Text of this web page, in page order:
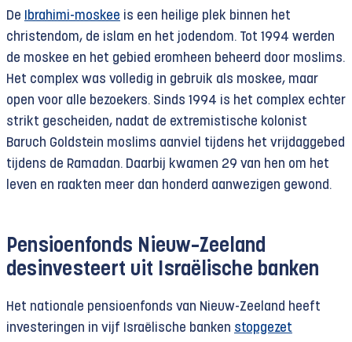
De Ibrahimi-moskee is een heilige plek binnen het
christendom, de islam en het jodendom. Tot 1994 werden
de moskee en het gebied eromheen beheerd door moslims.
Het complex was volledig in gebruik als moskee, maar
open voor alle bezoekers. Sinds 1994 is het complex echter
strikt gescheiden, nadat de extremistische kolonist
Baruch Goldstein moslims aanviel tijdens het vrijdaggebed
tijdens de Ramadan. Daarbij kwamen 29 van hen om het
leven en raakten meer dan honderd aanwezigen gewond.
Pensioenfonds Nieuw–Zeeland
desinvesteert uit Israëlische banken
Het nationale pensioenfonds van Nieuw-Zeeland heeft
investeringen in vijf Israëlische banken stopgezet